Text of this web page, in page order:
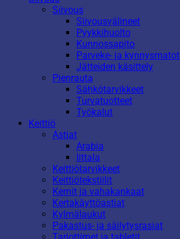
Siivous
Siivousvälineet
Pyykkihuolto
Kunnossapito
Parveke- ja kynnysmatot
Jätteiden käsittely
Pienrauta
Sähkötarvikkeet
Turvatuotteet
Työkalut
Keittiö
Astiat
Arabia
Iittala
Keittiötarvikkeet
Keittiötekstiilit
Kernit ja vahakankaat
Kertakäyttöastiat
Kylmälaukut
Pakastus- ja säilytysrasiat